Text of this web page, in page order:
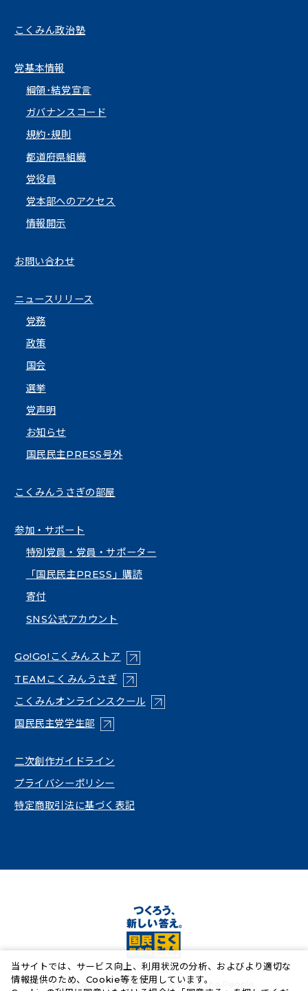
こくみん政治塾
党基本情報
綱領･結党宣言
ガバナンスコード
規約･規則
都道府県組織
党役員
党本部へのアクセス
情報開示
お問い合わせ
ニュースリリース
党務
政策
国会
選挙
党声明
お知らせ
国民民主PRESS号外
こくみんうさぎの部屋
参加・サポート
特別党員・党員・サポーター
「国民民主PRESS」購読
寄付
SNS公式アカウント
Go!Go!こくみんストア （新しいタブで開く）
TEAMこくみんうさぎ（新しいタブで開く）
こくみんオンラインスクール（新しいタブで開く）
国民民主党学生部（新しいタブで開く）
二次創作ガイドライン
プライバシーポリシー
特定商取引法に基づく表記
Copyright© Democratic Party For the People.
当サイトでは、サービス向上、利用状況の分析、およびより適切な
情報提供のため、Cookie等を使用しています。